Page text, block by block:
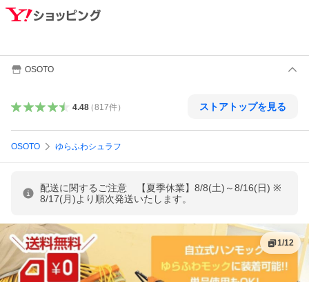
OSOTO
4.48（817件） ストアトップを見る
OSOTO ゆらふわシュラフ
配送に関するご注意 【夏季休業】8/8(土)～8/16(日) ※
8/17(月)より順次発送いたします。
1/12